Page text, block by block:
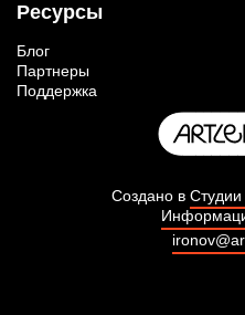
Ресурсы
Блог
Партнеры
Поддержка
Создано в